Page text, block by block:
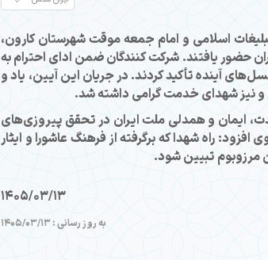
اسلامی و امام جمعه موقت شهرستان کارون،
حضور یافتند. شرکت کنندگان ضمن ادای احترام به
آینده تأکید کردند. در جریان این آیین، یاد و
و نیز شهدای خدمت گرامی داشته شد.
ایمان و همدلی ملت ایران در تحقق پیروزی‌های
راه شهدا که برگرفته از فرهنگ عاشورا و ایثار
مرزوبوم تبیین شود.
1405/03/13
به روز رسانی : 1405/03/13